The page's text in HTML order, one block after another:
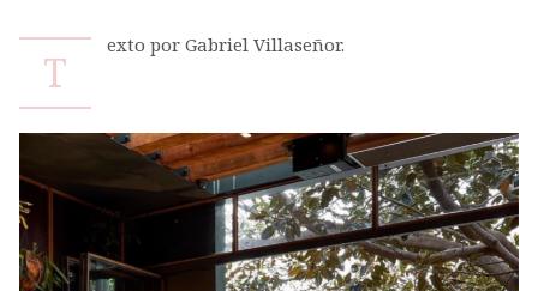
T
exto por Gabriel Villaseñor.